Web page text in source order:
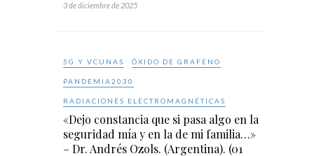
3 de diciembre de 2025
5G Y VCUNAS ÓXIDO DE GRAFENO
PANDEMIA2030
RADIACIONES ELECTROMAGNÉTICAS
«Dejo constancia que si pasa algo en la
seguridad mía y en la de mi familia…»
– Dr. Andrés Ozols. (Argentina). (01